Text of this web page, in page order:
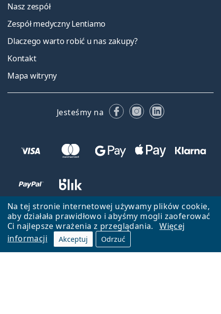
Na tej stronie internetowej używamy plików cookie,
aby działała prawidłowo i abyśmy mogli zaoferować
Ci najlepsze wrażenia z przeglądania.
Więcej
informacji
Akceptuj Odrzuć
Nasz zespół
Zespół medyczny Lentiamo
Dlaczego warto robić u nas zakupy?
Kontakt
Mapa witryny
Jesteśmy na FacebookuInstagramie
LinkedIn
Wróć do strony głównej